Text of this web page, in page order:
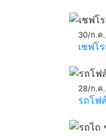
30/ก.ค
เชฟโ
28/ก.ค
รถโฟ